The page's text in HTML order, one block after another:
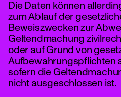
Die Daten können
zum Ablauf der
Beweiszwecken zur
Geltendmachung
oder auf Grund von
Aufbewahrungspflichten
sofern die
nicht ausgeschlossen ist.